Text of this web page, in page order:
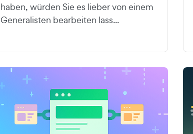
haben, würden Sie es lieber von einem
Generalisten bearbeiten lass...